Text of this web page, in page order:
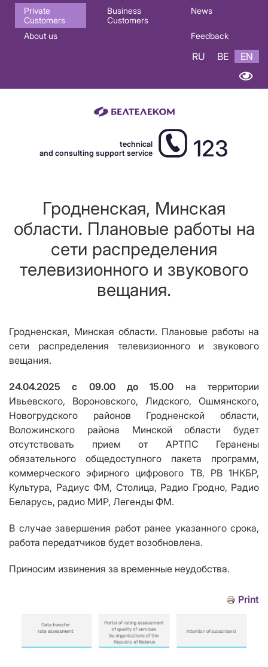
Основная
навигация
Private
Customers
Business
Customers
News
About us Feedback
RU BE EN
technical
and consulting support service
123
Гродненская, Минская
области. Плановые работы на
сети распределения
телевизионного и звукового
вещания.
Гродненская, Минская области. Плановые работы на
сети распределения телевизионного и звукового
вещания.
24.04.2025 с 09.00 до 15.00 на территории
Ивьевского, Вороновского, Лидского, Ошмянского,
Новогрудского районов Гродненской области,
Воложинского района Минской области будет
отсутствовать прием от АРТПС Геранены
обязательного общедоступного пакета программ,
коммерческого эфирного цифрового ТВ, РВ 1НКБР,
Культура, Радиус ФМ, Столица, Радио Гродно, Радио
Беларусь, радио МИР, Легенды ФМ.
В случае завершения работ ранее указанного срока,
работа передатчиков будет возобновлена.
Приносим извинения за временные неудобства.
Print